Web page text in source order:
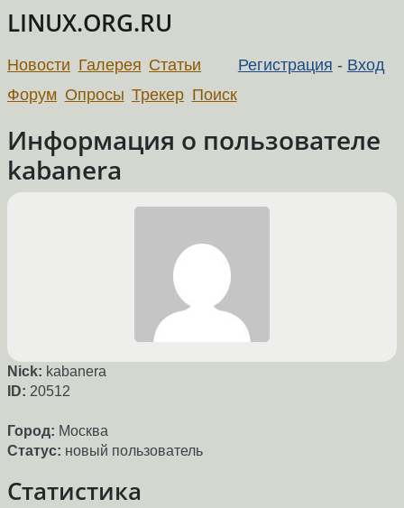
LINUX.ORG.RU
Регистрация - Вход
Новости Галерея Статьи
Форум Опросы Трекер Поиск
Информация о пользователе
kabanera
Nick: kabanera
ID: 20512
Город: Москва
Статус: новый пользователь
Статистика